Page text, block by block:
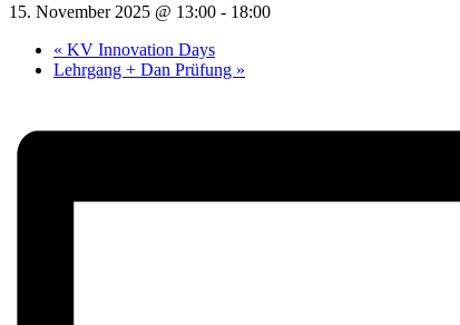
15. November 2025 @ 13:00 - 18:00
« KV Innovation Days
Lehrgang + Dan Prüfung »